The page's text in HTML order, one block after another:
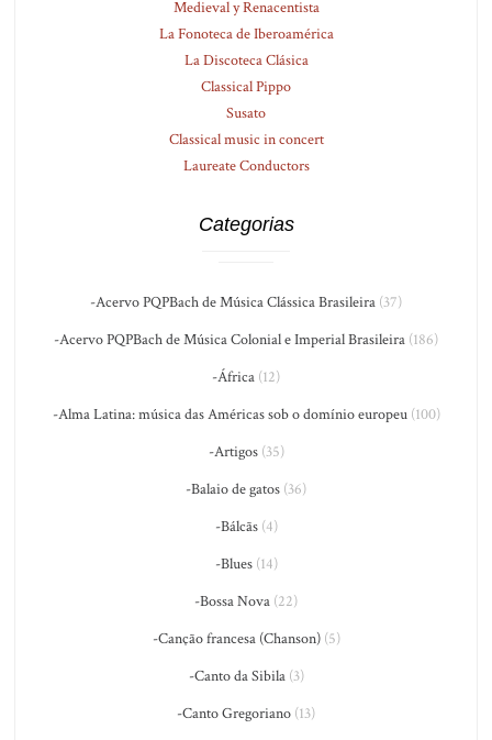
Medieval y Renacentista
La Fonoteca de Iberoamérica
La Discoteca Clásica
Classical Pippo
Susato
Classical music in concert
Laureate Conductors
Categorias
-Acervo PQPBach de Música Clássica Brasileira (37)
-Acervo PQPBach de Música Colonial e Imperial Brasileira (186)
-África (12)
-Alma Latina: música das Américas sob o domínio europeu(100)
-Artigos(35)
-Balaio de gatos (36)
-Bálcãs(4)
-Blues(14)
-Bossa Nova (22)
-Canção francesa (Chanson)(5)
-Canto da Sibila(3)
-Canto Gregoriano (13)